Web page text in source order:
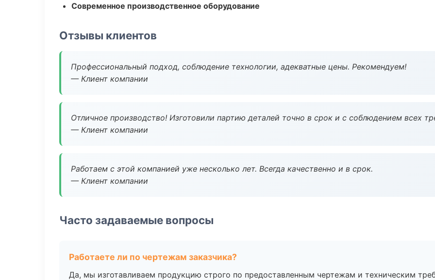
Современное производственное оборудование
Отзывы клиентов
Профессиональный подход, соблюдение технологии, адекватные цены. Рекомендуем!
— Клиент компании
Отличное производство! Изготовили партию деталей точно в срок и с соблюдением всех
— Клиент компании
Работаем с этой компанией уже несколько лет. Всегда качественно и в срок.
— Клиент компании
Часто задаваемые вопросы
Работаете ли по чертежам заказчика?
Да, мы изготавливаем продукцию строго по предоставленным чертежам и техническим